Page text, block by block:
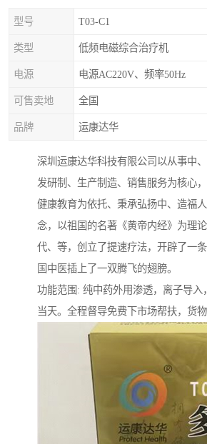
型号 T03-C1
类型 低频电磁综合治疗机
电源 电源AC220V、频率50Hz
可售卖地 全国
品牌 运康达华
深圳运康达华科技有限公司以从事中
发研制、生产制造、销售服务为核心，
健康教育为依托、秉承弘扬中、造福
念，以祖国的名著《黄帝内经》为理
代、等，创立了提速疗法，开辟了一
国中医插上了一双腾飞的翅膀。
功能范围: 纯中药外用渗透，离子导入
当天。全程督导免费下市场帮扶，货物